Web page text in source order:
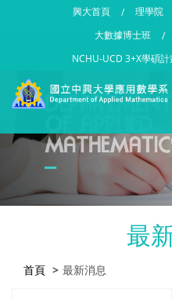
興大首頁 / 理學院
大數據博士班
/
NCHU-UCD 3+X學碩計
最
首頁 最新消息